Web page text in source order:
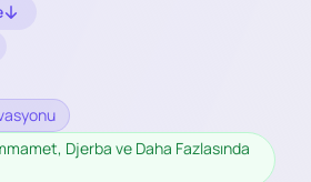
Djerba ve Daha Fazlasında